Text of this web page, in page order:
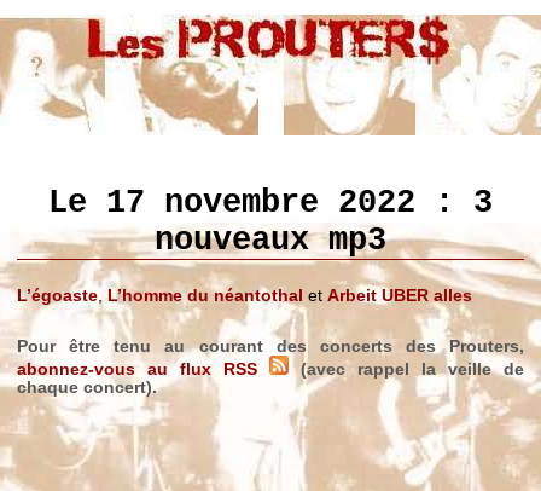
Le 17 novembre 2022 : 3
nouveaux mp3
L’égoaste, L’homme du néantothal et Arbeit UBER alles
Pour être tenu au courant des concerts des Prouters,
abonnez-vous au flux RSS
(avec rappel la veille de
chaque concert).